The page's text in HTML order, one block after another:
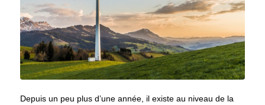
Depuis un peu plus d’une année, il existe au niveau de la